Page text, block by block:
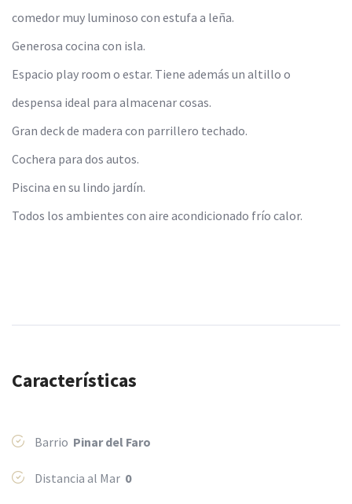
comedor muy luminoso con estufa a leña.
Generosa cocina con isla.
Espacio play room o estar. Tiene además un altillo o
despensa ideal para almacenar cosas.
Gran deck de madera con parrillero techado.
Cochera para dos autos.
Piscina en su lindo jardín.
Todos los ambientes con aire acondicionado frío calor.
Características
Barrio Pinar del Faro
Distancia al Mar 0